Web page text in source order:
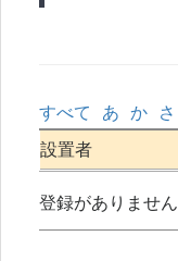
すべて あ か さ
設置者
登録がありません